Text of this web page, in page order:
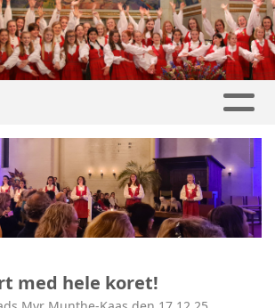
med hele koret!